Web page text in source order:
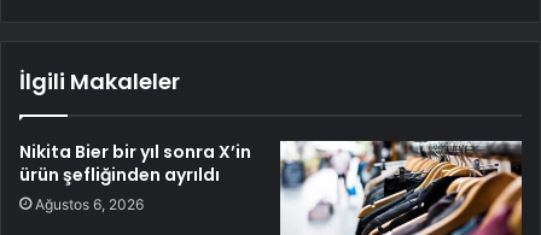
İlgili Makaleler
Nikita Bier bir yıl sonra X’in
ürün şefliğinden ayrıldı
Ağustos 6, 2026